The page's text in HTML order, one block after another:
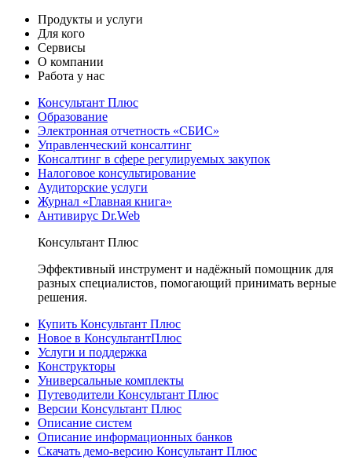
Продукты и услуги
Для кого
Сервисы
О компании
Работа у нас
Консультант Плюс
Образование
Электронная отчетность «СБИС»
Управленческий консалтинг
Консалтинг в сфере регулируемых закупок
Налоговое консультирование
Аудиторские услуги
Журнал «Главная книга»
Антивирус Dr.Web
Консультант Плюс
Эффективный инструмент и надёжный помощник для
разных специалистов, помогающий принимать верные
решения.
Купить Консультант Плюс
Новое в КонсультантПлюс
Услуги и поддержка
Конструкторы
Универсальные комплекты
Путеводители Консультант Плюс
Версии Консультант Плюс
Описание систем
Описание информационных банков
Скачать демо-версию Консультант Плюс